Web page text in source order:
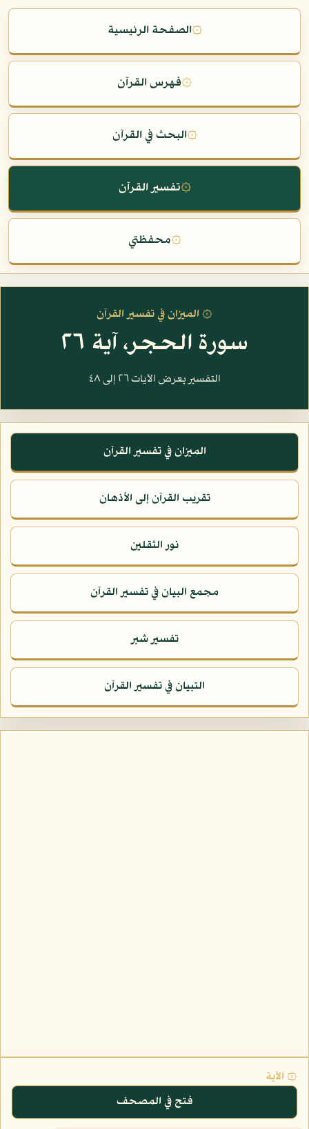
۞الصفحة الرئيسية
۞فهرس القرآن
۞البحث في القرآن
۞تفسير القرآن
۞محفظتي
۞ الميزان في تفسير القرآن
سورة الحجر، آية ٢٦
التفسير يعرض الآيات ٢٦ إلى ٤٨
الميزان في تفسير القرآن
تقريب القرآن إلى الأذهان
نور الثقلين
مجمع البيان في تفسير القرآن
تفسير شبر
التبيان في تفسير القرآن
۞ الآية
فتح في المصحف